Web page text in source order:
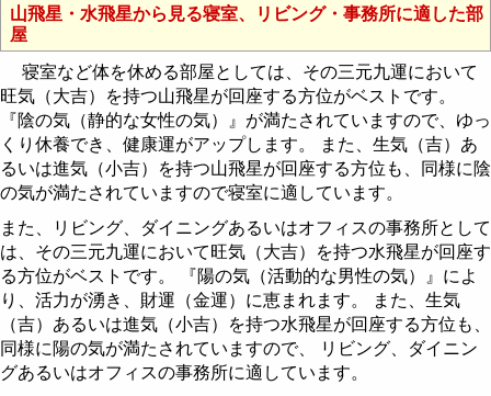
山飛星・水飛星から見る寝室、リビング・事務所に適した部
屋
旺気（大吉）を持つ山飛星が回座する方位がベストです。
『陰の気（静的な女性の気）』が満たされていますので、ゆっ
くり休養でき、健康運がアップします。 また、生気（吉）あ
るいは進気（小吉）を持つ山飛星が回座する方位も、同様に陰
の気が満たされていますので寝室に適しています。
また、リビング、ダイニングあるいはオフィスの事務所として
は、その三元九運において旺気（大吉）を持つ水飛星が回座す
る方位がベストです。 『陽の気（活動的な男性の気）』によ
り、活力が湧き、財運（金運）に恵まれます。 また、生気
（吉）あるいは進気（小吉）を持つ水飛星が回座する方位も、
同様に陽の気が満たされていますので、 リビング、ダイニン
グあるいはオフィスの事務所に適しています。